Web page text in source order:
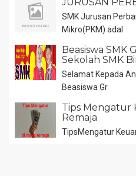
SMK Jurusan
Mikro(PKM) adal
Beasiswa SMK
Sekolah SMK
Selamat Kepada
Beasiswa Gr
Tips Mengatur
Remaja
TipsMengatur